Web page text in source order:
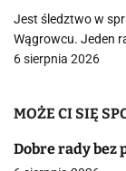
Jest śledztwo w
Wągrowcu. Jeden
6 sierpnia 2026
MOŻE CI SIĘ
Dobre rady bez